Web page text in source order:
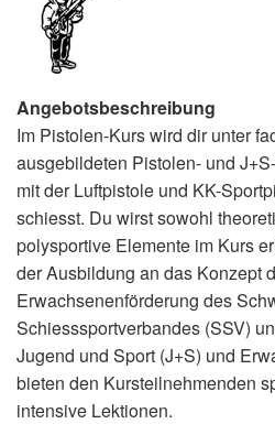
Angebotsbeschreibung
Im Pistolen-Kurs wird dir unter
ausgebildeten Pistolen- und
mit der Luftpistole und KK-
schiesst. Du wirst sowohl
polysportive Elemente im Kurs
der Ausbildung an das Konzept
Erwachsenenförderung des
Schiesssportverbandes (SSV)
Jugend und Sport (J+S) und
bieten den Kursteilnehmenden
intensive Lektionen.